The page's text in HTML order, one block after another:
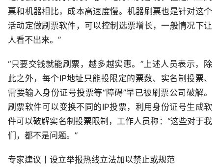
票和机器相比，成本高速度慢。机器刷票也是针对这个
活动定做刷票软件，可以控制选票增长，一般情况下让
人看不出来。”
“只要交钱就能刷票，越多越实惠。”上述人员表示，除
此之外，每个IP地址只能投限定的票数、实名制投票、
需要输入身份证号投票等“障碍”早已被刷票公司破解。
刷票软件可以变换不同的IP投票，利用身份证号生成软
件可以破解实名制投票限制，工作人员称：“这些对于我
们，都不是问题。”
专家建议丨设立举报热线立法加以禁止或规范